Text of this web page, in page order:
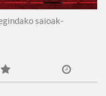
saioak-